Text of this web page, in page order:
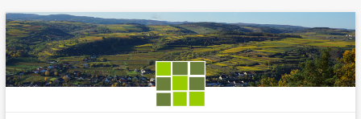
Zum
Inhalt
springen